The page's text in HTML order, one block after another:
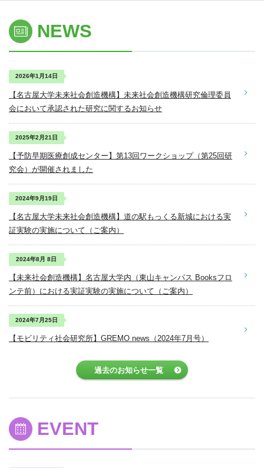
NEWS
2026年1月14日
【名古屋大学未来社会創造機構】未来社会創造機構研究倫理委員
会において承認された研究に関するお知らせ
2025年2月21日
【予防早期医療創成センター】第13回ワークショップ（第25回研
究会）が開催されました
2024年9月19日
【名古屋大学未来社会創造機構】道の駅もっくる新城における実
証実験の実施について（ご案内）
2024年8月 8日
【未来社会創造機構】名古屋大学内（東山キャンパス Booksフロ
ンテ前）における実証実験の実施について（ご案内）
2024年7月25日
【モビリティ社会研究所】GREMO news（2024年7月号）
過去のお知らせ一覧
EVENT